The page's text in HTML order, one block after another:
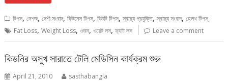
টিপস,দেশজ,দেশী সংবাদ,ফিটনেস টিপস,বিউটি টিপস্,স্বাস্থ্য প্রযুক্তি,স্বাস্থ্য সংবাদ,হেলথ টিপস্
Fat Loss,Weight Loss,ওজন,ওয়েট লস,ফ্যাট লস Leave a comment
কিডনির অসুখ সারাতে টেলি মেডিসিন কার্যক্রম শুরু
April 21, 2010 sasthabangla